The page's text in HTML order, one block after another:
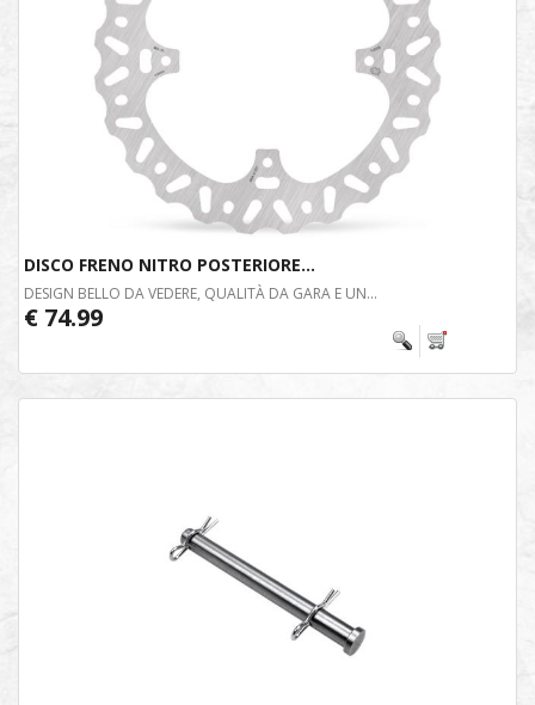
DISCO FRENO NITRO POSTERIORE...
DESIGN BELLO DA VEDERE, QUALITÀ DA GARA E UN...
€ 74.99